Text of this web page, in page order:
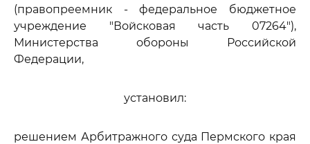
(правопреемник - федеральное бюджетное
учреждение "Войсковая часть 07264"),
Министерства обороны Российской
Федерации,
установил:
решением Арбитражного суда Пермского края